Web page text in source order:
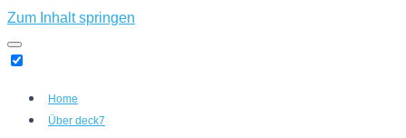
Zum Inhalt springen
Home
Über deck7